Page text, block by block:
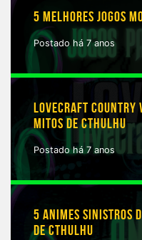
5 MELHORES JOGOS
Postado há 7 anos
LOVECRAFT
MITOS DE CTHULHU
Postado há 7 anos
5 ANIMES SINISTROS
DE CTHULHU